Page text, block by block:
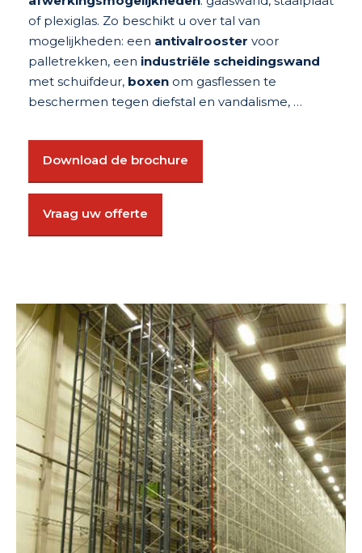
of plexiglas. Zo beschikt u over tal van
mogelijkheden: een antivalrooster voor
palletrekken, een industriële scheidingswand
met schuifdeur, boxen om gasflessen te
beschermen tegen diefstal en vandalisme, …
Download de brochure
Vraag uw offerte